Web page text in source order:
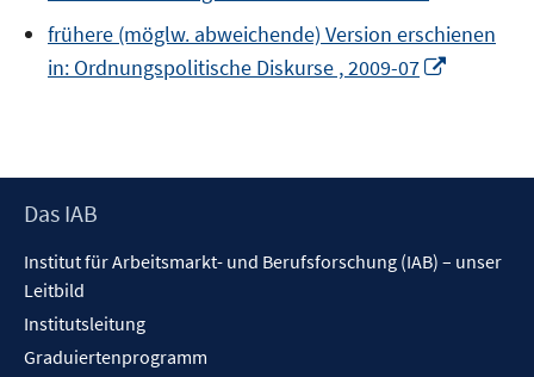
Fenster
frühere (möglw. abweichende) Version erschienen
in: Ordnungspolitische Diskurse , 2009-07
Footer
Das IAB
Institut für Arbeitsmarkt- und Berufsforschung (IAB) – unser
Leitbild
Institutsleitung
Graduiertenprogramm